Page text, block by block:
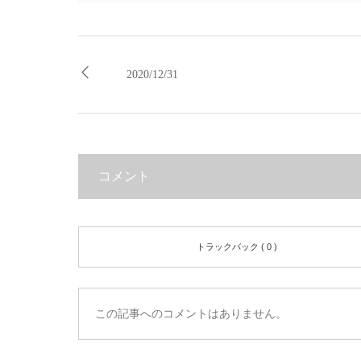
2020/12/31
コメント
トラックバック ( 0 )
この記事へのコメントはありません。